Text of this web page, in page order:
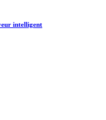
intelligent